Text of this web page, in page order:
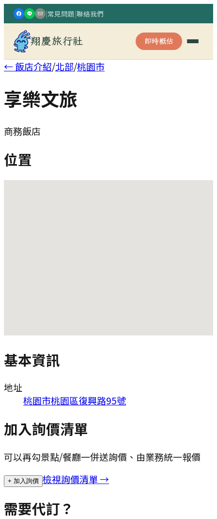
|常見問題|聯絡我們
翔慶旅行社 即時概估
← 飯店介紹/北部/桃園市
享樂文旅
商務飯店
位置
基本資訊
地址
桃園市桃園區復興路95號
加入詢價清單
可以再勾景點/餐廳一併送詢價、由業務統一報價
+ 加入詢價 檢視詢價清單 →
需要代訂？